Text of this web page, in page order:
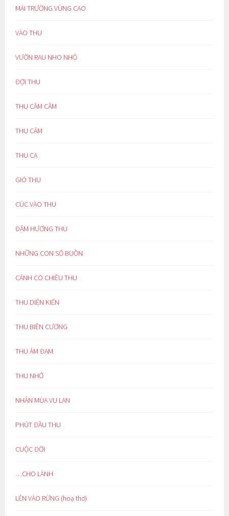
MÁI TRƯỜNG VÙNG CAO
VÀO THU
VƯỜN RAU NHO NHỎ
ĐỢI THU
THU CĂM CĂM
THU CẢM
THU CA
GIÓ THU
CÚC VÀO THU
ĐẬM HƯƠNG THU
NHỮNG CON SỐ BUỒN
CÁNH CÒ CHIỀU THU
THU DIỆN KIẾN
THU BIÊN CƯƠNG
THU ẢM ĐẠM
THU NHỚ
NHÂN MÙA VU LAN
PHÚT ĐẦU THU
CUỘC ĐỜI
…CHO LÀNH
LẺN VÀO RỪNG (hoạ thơ)